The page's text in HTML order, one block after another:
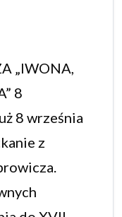
„IWONA,
8
8 września
z